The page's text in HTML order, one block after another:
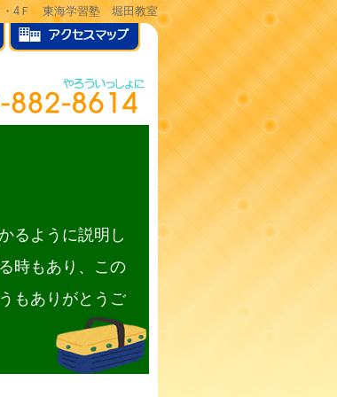
・4Ｆ 東海学習塾 堀田教室
るように説明し
時もあり、この
もありがとうご